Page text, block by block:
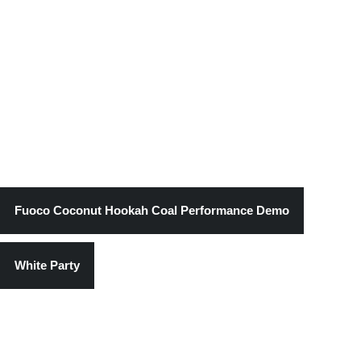
Fuoco Coconut Hookah Coal Performance Demo
White Party